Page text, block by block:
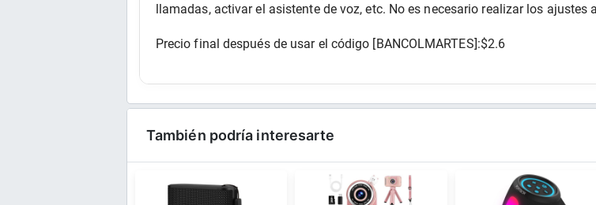
llamadas, activar el asistente de voz, etc. No es necesario realizar los ajustes
Precio final después de usar el código [BANCOLMARTES]:$2.6
También podría interesarte